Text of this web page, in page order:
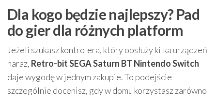
Dla kogo będzie najlepszy? Pad
do gier dla różnych platform
Jeżeli szukasz kontrolera, który obsłuży kilka urządzeń
naraz, Retro-bit SEGA Saturn BT Nintendo Switch
daje wygodę w jednym zakupie. To podejście
szczególnie docenisz, gdy w domu korzystasz zarówno